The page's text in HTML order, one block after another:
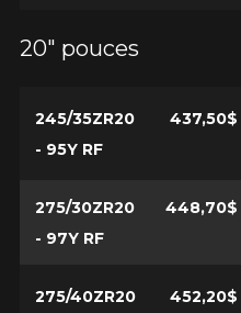
20" pouces
245/35ZR20
- 95Y RF
437,50$
275/30ZR20
- 97Y RF
448,70$
275/40ZR20
452,20$